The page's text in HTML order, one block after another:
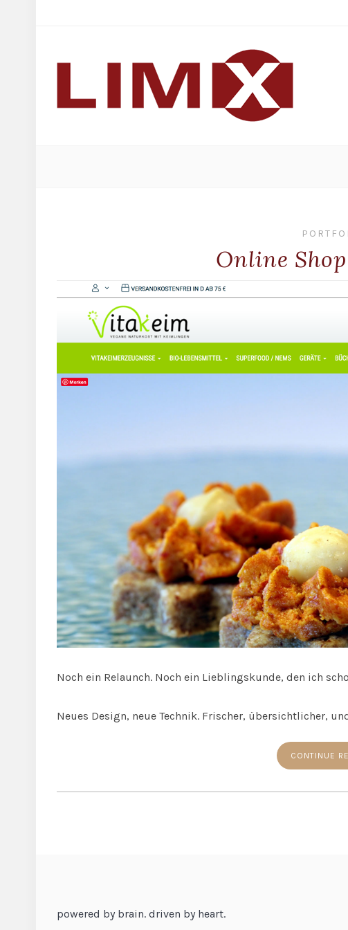
Online
Noch ein Relaunch. Noch ein Lieblingskunde, den ich
Neues Design, neue Technik. Frischer, übersichtlicher,
CONTINUE
powered by brain. driven by heart.